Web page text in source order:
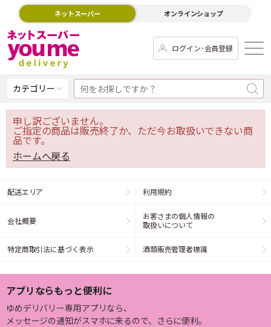
ネットスーパー オンラインショップ
ログイン･会員登録
カテゴリー
申し訳ございません。
ご指定の商品は販売終了か、ただ今お取扱いできない商
品です。
ホームへ戻る
配送エリア 利用規約
会社概要
お客さまの個人情報の
取扱いについて
特定商取引法に基づく表示 酒類販売管理者標識
アプリならもっと便利に
ゆめデリバリー専用アプリなら、
メッセージの通知がスマホに来るので、さらに便利。